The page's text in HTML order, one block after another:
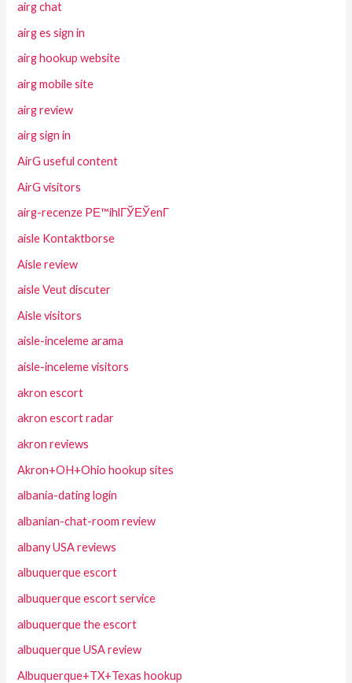
airg chat
airg es sign in
airg hookup website
airg mobile site
airg review
airg sign in
AirG useful content
AirG visitors
airg-recenze PЕ™ihlГЎЕЎenГ­
aisle Kontaktborse
Aisle review
aisle Veut discuter
Aisle visitors
aisle-inceleme arama
aisle-inceleme visitors
akron escort
akron escort radar
akron reviews
Akron+OH+Ohio hookup sites
albania-dating login
albanian-chat-room review
albany USA reviews
albuquerque escort
albuquerque escort service
albuquerque the escort
albuquerque USA review
Albuquerque+TX+Texas hookup